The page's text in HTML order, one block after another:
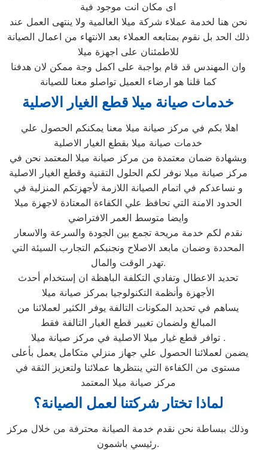
اى مكان انت موجود فية
نحن هنا لخدمة عملاء شركة ميلا العالمية ولا ينتهى العمل عند
ذلك الحد بل نقوم بمتابعه العملاء بعد الانتهاء من اعمال الصيانة
للاطمئنان على اجهزة ميلا
وان المهندس قد قام بواجبة على اكمل وجة ممكن لان هدفنا
كما قلنا هو ارضاء العميل تواصلو معنا للصيانة
خدمات صيانة ميلا قطع الغيار الاصلية
خدمات صيانة ميلا بقطع الغيار الاصلية
وبشهادة ضمان معتمدة من مركز صيانة ميلا المعتمد نحن في
مركز صيانة ميلا نوفر لكم الحلول التقنية وقطع الغيار الاصلية
و نساعدكم في اتمام الصيانة اللازمة لأجهزتكم المنزلية في
الحدود الامنة التي تحافظ علي الكفاءة المعتادة لاجهزة ميلا
وايضا متوسط العمر الافتراضي
نقدم لكم خدمة مريحة تجمع بين الجودة والسرعة والاسعار
المحددة وضمان مابعد الاصلاح ونجنبكم التجارب السيئة التي
تهدر الوقت والمال.
تحديد الاعطال وتفادي التكلفة الباهظة ان إستخدام أحدث
الأجهزة وأنظمة التكنولوجيا بمركز صيانة ميلا
يساهم في تحديد المكونات التالفة يوفر الكثير لعملائنا من
المبالغ ولضمان تغيير قطع الغيار التالفة فقط
توافر قطع غيار ميلا الاصلية في مركز صيانة ميلا .
مستوى من الكفاءة التي ينتظرها عملائنا ولتعزيز الثقة في
مركز صيانة ميلا المعتمد
لماذا تختار شركتنا لعمل الصيانة؟
وذلك ببساطة نحن نقدم خدمة الصيانة محترفة من خلال مركز
رئيسي باشمون.